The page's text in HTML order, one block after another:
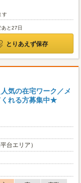
す
あと27日
とりあえず保存
気の在宅ワーク／メ
くれる方募集中★
台エリア）